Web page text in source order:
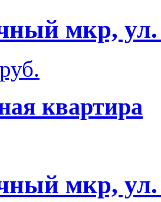
мкр, ул.
квартира
мкр, ул.